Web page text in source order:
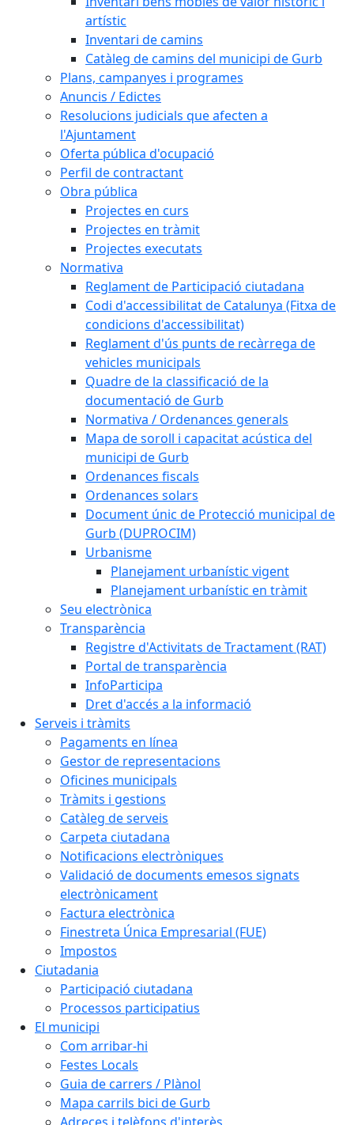
artístic
Inventari de camins
Catàleg de camins del municipi de Gurb
Plans, campanyes i programes
Anuncis / Edictes
Resolucions judicials que afecten a
l'Ajuntament
Oferta pública d'ocupació
Perfil de contractant
Obra pública
Projectes en curs
Projectes en tràmit
Projectes executats
Normativa
Reglament de Participació ciutadana
Codi d'accessibilitat de Catalunya (Fitxa de
condicions d'accessibilitat)
Reglament d'ús punts de recàrrega de
vehicles municipals
Quadre de la classificació de la
documentació de Gurb
Normativa / Ordenances generals
Mapa de soroll i capacitat acústica del
municipi de Gurb
Ordenances fiscals
Ordenances solars
Document únic de Protecció municipal de
Gurb (DUPROCIM)
Urbanisme
Planejament urbanístic vigent
Planejament urbanístic en tràmit
Seu electrònica
Transparència
Registre d'Activitats de Tractament (RAT)
Portal de transparència
InfoParticipa
Dret d'accés a la informació
Serveis i tràmits
Pagaments en línea
Gestor de representacions
Oficines municipals
Tràmits i gestions
Catàleg de serveis
Carpeta ciutadana
Notificacions electròniques
Validació de documents emesos signats
electrònicament
Factura electrònica
Finestreta Única Empresarial (FUE)
Impostos
Ciutadania
Participació ciutadana
Processos participatius
El municipi
Com arribar-hi
Festes Locals
Guia de carrers / Plànol
Mapa carrils bici de Gurb